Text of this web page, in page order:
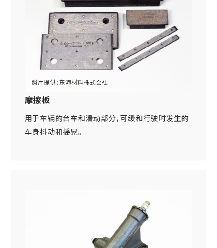
摩擦板
用于车辆的台车和滑动部分，可缓和行驶时发生的
车身抖动和摇晃。